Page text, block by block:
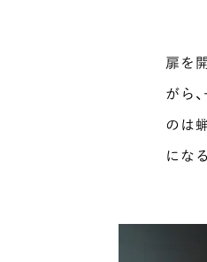
扉を
がら
のは
にな